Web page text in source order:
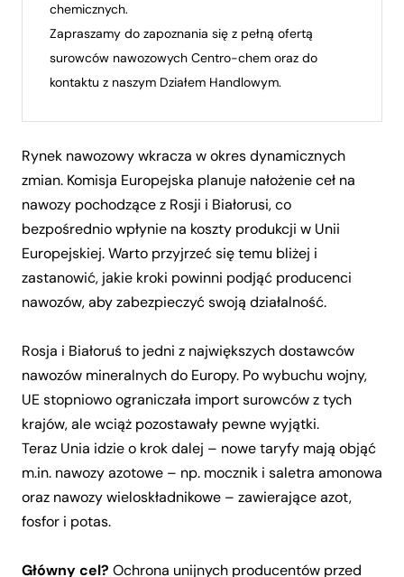
chemicznych.
Zapraszamy do zapoznania się z pełną ofertą
surowców nawozowych Centro-chem oraz do
kontaktu z naszym Działem Handlowym.
Rynek nawozowy wkracza w okres dynamicznych
zmian. Komisja Europejska planuje nałożenie ceł na
nawozy pochodzące z Rosji i Białorusi, co
bezpośrednio wpłynie na koszty produkcji w Unii
Europejskiej. Warto przyjrzeć się temu bliżej i
zastanowić, jakie kroki powinni podjąć producenci
nawozów, aby zabezpieczyć swoją działalność.
Rosja i Białoruś to jedni z największych dostawców
nawozów mineralnych do Europy. Po wybuchu wojny,
UE stopniowo ograniczała import surowców z tych
krajów, ale wciąż pozostawały pewne wyjątki.
Teraz Unia idzie o krok dalej – nowe taryfy mają objąć
m.in. nawozy azotowe – np. mocznik i saletra amonowa
oraz nawozy wieloskładnikowe – zawierające azot,
fosfor i potas.
Główny cel? Ochrona unijnych producentów przed